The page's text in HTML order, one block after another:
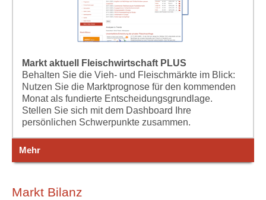
Markt aktuell Fleischwirtschaft PLUS
Behalten Sie die Vieh- und Fleischmärkte im Blick:
Nutzen Sie die Marktprognose für den kommenden
Monat als fundierte Entscheidungsgrundlage.
Stellen Sie sich mit dem Dashboard Ihre
persönlichen Schwerpunkte zusammen.
Mehr
Markt Bilanz